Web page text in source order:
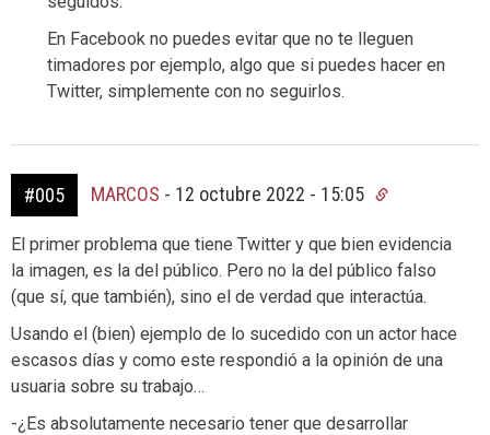
En Facebook no puedes evitar que no te lleguen
timadores por ejemplo, algo que si puedes hacer en
Twitter, simplemente con no seguirlos.
#005 MARCOS - 12 octubre 2022 - 15:05
El primer problema que tiene Twitter y que bien evidencia
la imagen, es la del público. Pero no la del público falso
(que sí, que también), sino el de verdad que interactúa.
Usando el (bien) ejemplo de lo sucedido con un actor hace
escasos días y como este respondió a la opinión de una
usuaria sobre su trabajo…
-¿Es absolutamente necesario tener que desarrollar